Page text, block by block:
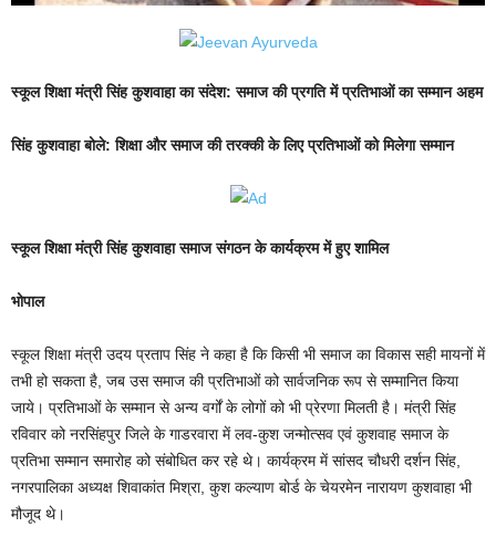
स्कूल शिक्षा मंत्री सिंह कुशवाहा का संदेश: समाज की प्रगति में प्रतिभाओं का सम्मान अहम
सिंह कुशवाहा बोले: शिक्षा और समाज की तरक्की के लिए प्रतिभाओं को मिलेगा सम्मान
स्कूल शिक्षा मंत्री सिंह कुशवाहा समाज संगठन के कार्यक्रम में हुए शामिल
भोपाल
स्कूल शिक्षा मंत्री उदय प्रताप सिंह ने कहा है कि किसी भी समाज का विकास सही मायनों में
तभी हो सकता है, जब उस समाज की प्रतिभाओं को सार्वजनिक रूप से सम्मानित किया
जाये। प्रतिभाओं के सम्मान से अन्य वर्गों के लोगों को भी प्रेरणा मिलती है। मंत्री सिंह
रविवार को नरसिंहपुर जिले के गाडरवारा में लव-कुश जन्मोत्सव एवं कुशवाह समाज के
प्रतिभा सम्मान समारोह को संबोधित कर रहे थे। कार्यक्रम में सांसद चौधरी दर्शन सिंह,
नगरपालिका अध्यक्ष शिवाकांत मिश्रा, कुश कल्याण बोर्ड के चेयरमेन नारायण कुशवाहा भी
मौजूद थे।